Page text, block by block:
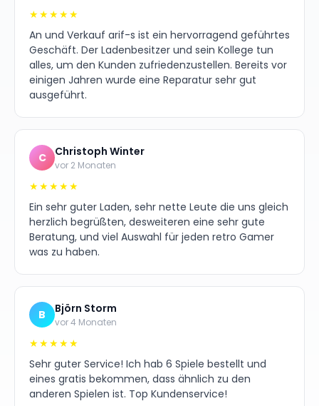
★★★★★
An und Verkauf arif-s ist ein hervorragend geführtes
Geschäft. Der Ladenbesitzer und sein Kollege tun
alles, um den Kunden zufriedenzustellen. Bereits vor
einigen Jahren wurde eine Reparatur sehr gut
ausgeführt.
C Christoph Winter
vor 2 Monaten
★★★★★
Ein sehr guter Laden, sehr nette Leute die uns gleich
herzlich begrüßten, desweiteren eine sehr gute
Beratung, und viel Auswahl für jeden retro Gamer
was zu haben.
B Björn Storm
vor 4 Monaten
★★★★★
Sehr guter Service! Ich hab 6 Spiele bestellt und
eines gratis bekommen, dass ähnlich zu den
anderen Spielen ist. Top Kundenservice!